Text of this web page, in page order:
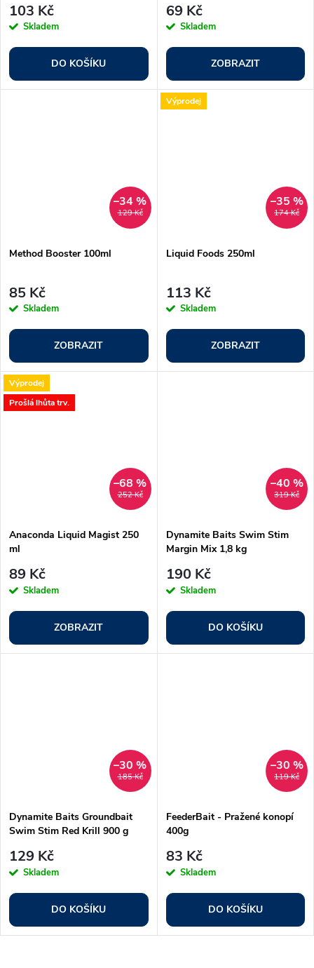
103 Kč
Skladem
DO KOŠÍKU
69 Kč
Skladem
ZOBRAZIT
129 Kč
–34 %
Method Booster 100ml
85 Kč
Skladem
ZOBRAZIT
Výprodej
174 Kč
–35 %
Liquid Foods 250ml
113 Kč
Skladem
ZOBRAZIT
Výprodej
Prošlá lhůta trv.
252 Kč
–68 %
Anaconda Liquid Magist 250
ml
89 Kč
Skladem
ZOBRAZIT
319 Kč
–40 %
Dynamite Baits Swim Stim
Margin Mix 1,8 kg
190 Kč
Skladem
DO KOŠÍKU
185 Kč
–30 %
Dynamite Baits Groundbait
Swim Stim Red Krill 900 g
129 Kč
Skladem
DO KOŠÍKU
119 Kč
–30 %
FeederBait - Pražené konopí
400g
83 Kč
Skladem
DO KOŠÍKU